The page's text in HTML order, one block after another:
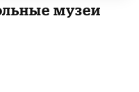
музеи